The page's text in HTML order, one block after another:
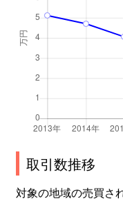
取引数推移
対象の地域の売買さ